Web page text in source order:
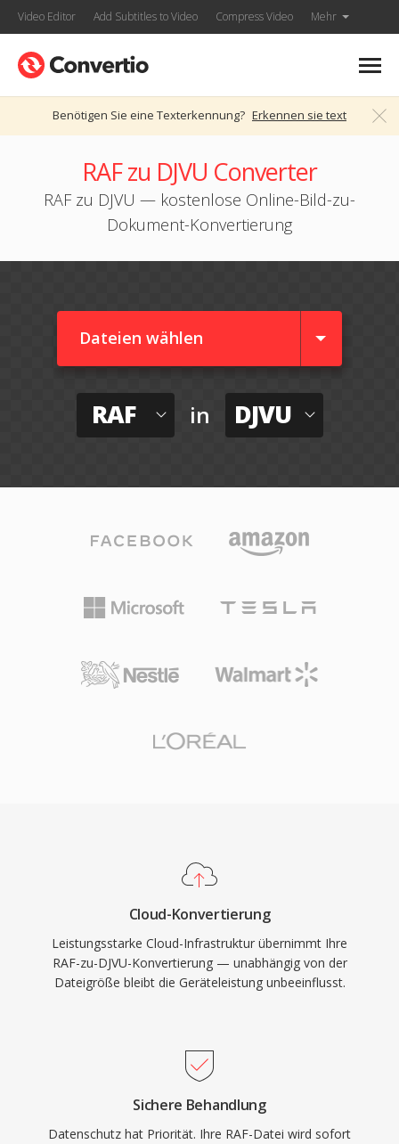
Video Editor Add Subtitles to Video Compress Video Mehr
Benötigen Sie eine Texterkennung? Erkennen sie text
RAF zu DJVU Converter
RAF zu DJVU — kostenlose Online-Bild-zu-
Dokument-Konvertierung
Dateien wählen
RAF in DJVU
Cloud-Konvertierung
Leistungsstarke Cloud-Infrastruktur übernimmt Ihre
RAF-zu-DJVU-Konvertierung — unabhängig von der
Dateigröße bleibt die Geräteleistung unbeeinflusst.
Sichere Behandlung
Datenschutz hat Priorität. Ihre RAF-Datei wird sofort